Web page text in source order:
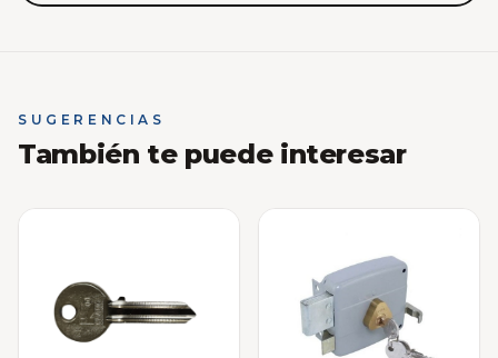
SUGERENCIAS
También te puede interesar